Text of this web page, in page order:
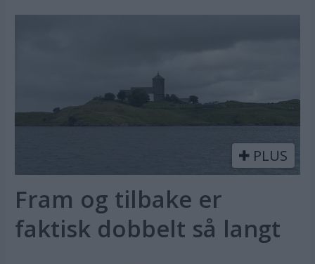
PLUS
Fram og tilbake er
faktisk dobbelt så langt